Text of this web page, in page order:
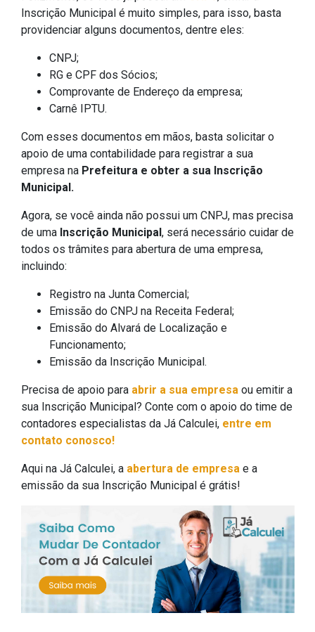
Inscrição Municipal é muito simples, para isso, basta
providenciar alguns documentos, dentre eles:
CNPJ;
RG e CPF dos Sócios;
Comprovante de Endereço da empresa;
Carnê IPTU.
Com esses documentos em mãos, basta solicitar o
apoio de uma contabilidade para registrar a sua
empresa na Prefeitura e obter a sua Inscrição
Municipal.
Agora, se você ainda não possui um CNPJ, mas precisa
de uma Inscrição Municipal, será necessário cuidar de
todos os trâmites para abertura de uma empresa,
incluindo:
Registro na Junta Comercial;
Emissão do CNPJ na Receita Federal;
Emissão do Alvará de Localização e
Funcionamento;
Emissão da Inscrição Municipal.
Precisa de apoio para abrir a sua empresa ou emitir a
sua Inscrição Municipal? Conte com o apoio do time de
contadores especialistas da Já Calculei, entre em
contato conosco!
Aqui na Já Calculei, a abertura de empresa e a
emissão da sua Inscrição Municipal é grátis!